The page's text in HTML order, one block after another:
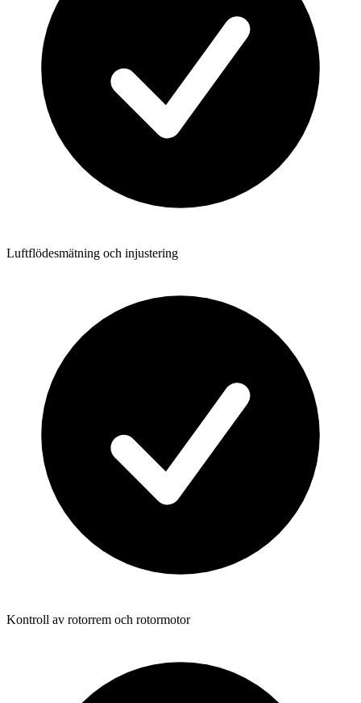
Luftflödesmätning och injustering
Kontroll av rotorrem och rotormotor